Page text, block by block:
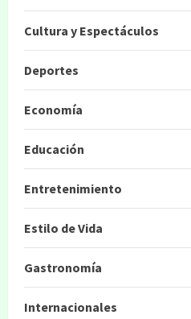
Cultura y Espectáculos
Deportes
Economía
Educación
Entretenimiento
Estilo de Vida
Gastronomía
Internacionales